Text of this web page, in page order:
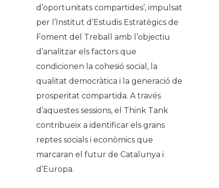
d’oportunitats compartides’, impulsat
per l’Institut d’Estudis Estratègics de
Foment del Treball amb l’objectiu
d’analitzar els factors que
condicionen la cohesió social, la
qualitat democràtica i la generació de
prosperitat compartida. A través
d’aquestes sessions, el Think Tank
contribueix a identificar els grans
reptes socials i econòmics que
marcaran el futur de Catalunya i
d’Europa.